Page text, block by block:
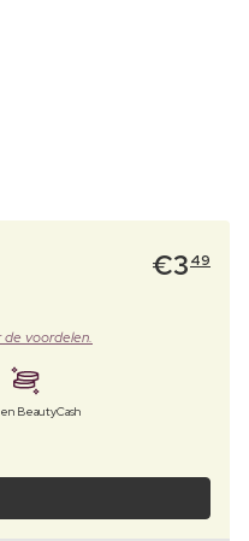
€3 49
voordelen.
BeautyCash